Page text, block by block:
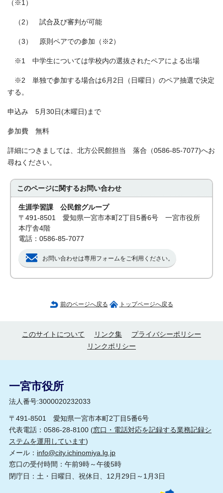
（※1）
（2） 試合及び審判が可能
（3） 原則ペアでの参加（※2）
※1 中学生については学校内の選抜されたペアによる出場
※2 単独で参加する場合は6月2日（日曜日）のペア抽選で決定
する。
申込み 5月30日(木曜日)まで
参加費 無料
詳細につきましては、北方公民館担当 落合（0586-85-7077)へお
尋ねください。
このページに関するお問い合わせ
生涯学習課 公民館グループ
〒491-8501 愛知県一宮市本町2丁目5番6号 一宮市役所
本庁舎4階
電話：0586-85-7077
お問い合わせは専用フォームをご利用ください。
前のページへ戻る トップページへ戻る
このサイトについて リンク集
プライバシーポリシー
リンクポリシー
一宮市役所
法人番号:3000020232033
〒491-8501 愛知県一宮市本町2丁目5番6号
代表電話：0586-28-8100 (窓口・電話対応を記録する業務記録シ
ステムを運用しています)
メール： info@city.ichinomiya.lg.jp
窓口の受付時間：午前9時～午後5時
閉庁日：土・日曜日、祝休日、12月29日～1月3日